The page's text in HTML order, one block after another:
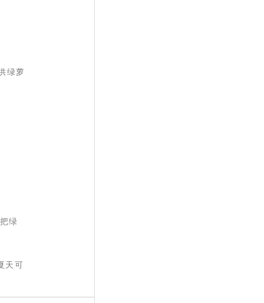
绿萝
绿
天可